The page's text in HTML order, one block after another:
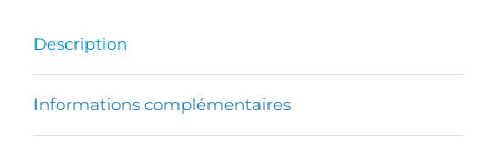
gauche)
pour
Description
Informations complémentaires